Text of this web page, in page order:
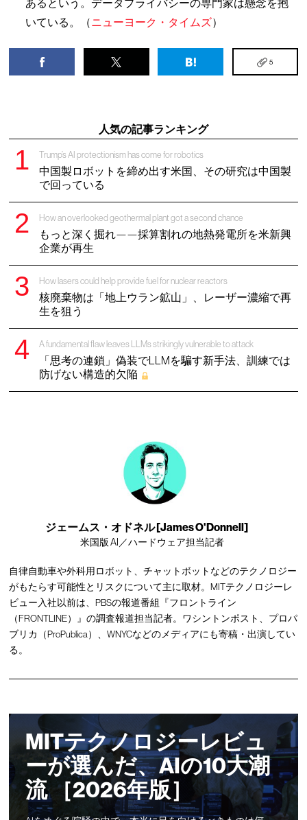
あるという。データプライバシーの専門家は懸念を抱
いている。（ニューヨーク・タイムズ）
5
人気の記事ランキング
Trump’s AI protectionism has come for robotics
中国製ロボットを締め出す米国、その研究は中国製
で回っている
How an overlooked geothermal plant got a second chance
もっと深く掘れ——採算割れの地熱発電所を米新興
企業が再生
How lasers could help provide fuel for nuclear reactors
核廃棄物は「地上ウラン鉱山」、レーザー濃縮で再
生を狙う
A fundamental flaw leaves LLMs strikingly vulnerable to attack
「思考の連鎖」偽装でLLMを騙す新手法、訓練では
防げない構造的欠陥
ジェームス・オドネル [James O'Donnell]
米国版 AI／ハードウェア担当記者
自律自動車や外科用ロボット、チャットボットなどのテクノロジー
がもたらす可能性とリスクについて主に取材。MITテクノロジーレ
ビュー入社以前は、PBSの報道番組『フロントライン
（FRONTLINE）』の調査報道担当記者。ワシントンポスト、プロパ
ブリカ（ProPublica）、WNYCなどのメディアにも寄稿・出演してい
る。
MITテクノロジーレビュ
ーが選んだ、AIの10大潮
流 ［2026年版］